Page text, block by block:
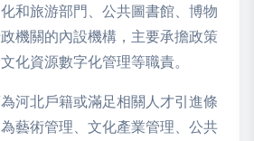
和旅游部門、公共圖書館、博物
機關的內設機構，主要承擔政策
化資源數字化管理等職責。
河北戶籍或滿足相關人才引進條
藝術管理、文化產業管理、公共